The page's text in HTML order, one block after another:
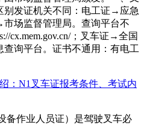
别发证机关不同：电工证→应急
场监督管理局。查询平台不
cx.mem.gov.cn/；叉车证→全国
查询平台。证书不通用：有电工
：N1叉车证报考条件、考试内
备作业人员证）是驾驶叉车必